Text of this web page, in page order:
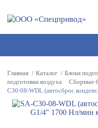
Главная Каталог Блоки
подготовки воздуха
Сборные
C30-08-WDL (автосброс